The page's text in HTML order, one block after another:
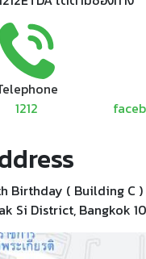
1212
( Building C
Si District, Bangkok